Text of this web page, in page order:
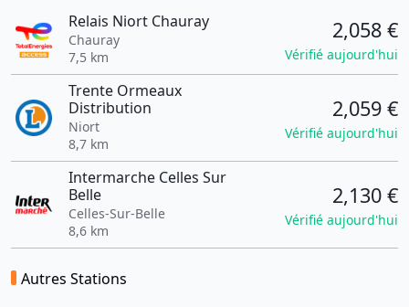
Relais Niort Chauray
Chauray
7,5 km
2,058 €
Vérifié aujourd'hui
Trente Ormeaux
Distribution
Niort
8,7 km
2,059 €
Vérifié aujourd'hui
Intermarche Celles Sur
Belle
Celles-Sur-Belle
8,6 km
2,130 €
Vérifié aujourd'hui
Autres Stations